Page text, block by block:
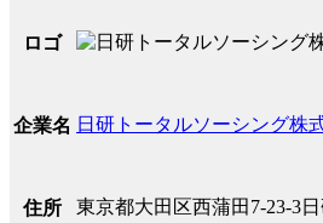
ロゴ
企業名 日研トータルソーシング株
住所 東京都大田区西蒲田7-23-3